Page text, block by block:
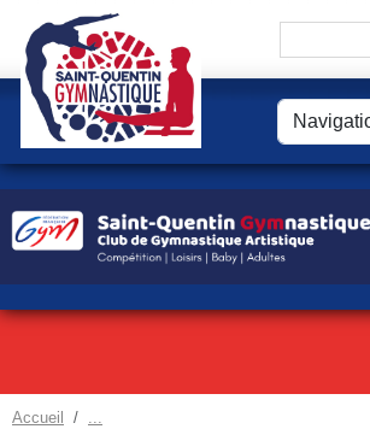
Accueil
Panneau de gestion des cookies